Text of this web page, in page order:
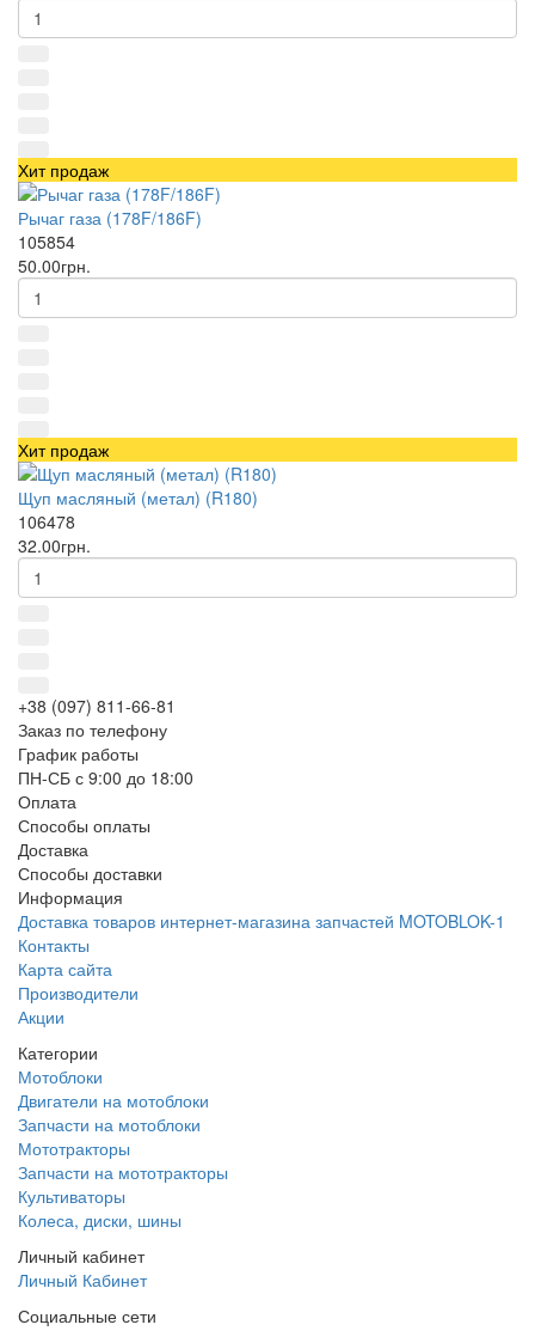
Хит продаж
Рычаг газа (178F/186F)
105854
50.00грн.
Хит продаж
Щуп масляный (метал) (R180)
106478
32.00грн.
+38 (097) 811-66-81
Заказ по телефону
График работы
ПН-СБ с 9:00 до 18:00
Оплата
Способы оплаты
Доставка
Способы доставки
Информация
Доставка товаров интернет-магазина запчастей MOTOBLOK-1
Контакты
Карта сайта
Производители
Акции
Категории
Мотоблоки
Двигатели на мотоблоки
Запчасти на мотоблоки
Мототракторы
Запчасти на мототракторы
Культиваторы
Колеса, диски, шины
Личный кабинет
Личный Кабинет
Социальные сети